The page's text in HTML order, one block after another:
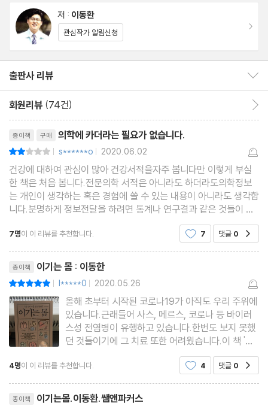
안 된다 · 생명 유지에 필수, 갑상선호르몬 · 갑상선암은 암도 아닌
게 아니다 · 산후풍, 답은 갑상선호르몬에 있다 · 갑상선에 도움이 되
는 영양소 · 스트레스호르몬이 우리 몸을 지킨다 · 두 얼굴을 가진 스
테로이드 · 만성피로는 부신 때문이다 · 부신 기능을 향상시키는 방
법
04 내 몸의 공기청정기, 폐_115
촉촉한 점막이 폐를 지킨다 · 초미세먼지에 대처하는 우리의 자세 ·
폐렴과 천식, 그리고 폐결핵 · 숨이 답답한 호흡곤란, 폐렴일까? · 담
배와 폐에 관한 오만가지 생각 · 엑스레이 한 장으로 안심하지 마라
05 해독을 위한 최후의 보루, 간_132
못 마셔도 지방간이 올 수 있다 · 초음파 검사 vs. 혈액검사, 뭐가 맞
을까?
06 생명의 시작과 끝, 심장_144
눈에 보이는 정맥, 손에 잡히는 동맥 · 갑작스럽게 심장이 두근거리
는 이유 · 가슴 통증이 보내는 위험한 시그널 · 침묵의 살인자, 고혈
압 · 내 혈압 사용 설명서, 스스로 관리할 수 있다 · 고혈압과 동반되
는 여러 가지 문제들 · 환절기에 새벽운동이 위험한 이유 · 심장 질
저 : 이동환
관심작가 알림신청
출판사 리뷰
회원리뷰 (74건)
종이책 구매 의학에 카더라는 필요가 없습니다.
| s******o | 2020.06.02
건강에 대하여 관심이 많아 건강서적을자주 봅니다만 이렇게 부실
한 책은 처음 봅니다.전문의학 서적은 아니라도 하더라도의학정보
는 개인이 생각하는 혹은 경험에 쓸 수 있는 내용이 아니라도 생각합
니다.분명하게 정보전달을 하려면 통계나 연구결과 같은 것들이 있
어야 하는데 어떤 내용으로 그런 주장을 하는지 근거가 없습니다.특
히나 책의 주요 내용으로 기재된 유해한 유산균에 관
7명이 이 리뷰를 추천합니다. 7 댓글 0
종이책 이기는 몸 : 이동한
| l*****0 | 2020.05.26
올해 초부터 시작된 코로나19가 아직도 우리 주위에
있습니다.근래들어 사스, 메르스, 코로나 등 바이러
스성 전염병이 유행하고 있습니다.한번도 보지 못했
던 것들이기에 그 치료 또한 어려웠습니다.이 책 '이
기는 몸'은 우리 스스로 이러한 바이러스나 세균들로
부터 보호할 수 있는 방법들을 알려주고 있습니다.
말이 있습니다.'치료
4명이 이 리뷰를 추천합니다. 4 댓글 0
종이책 이기는몸.이동환.쌤앤파커스